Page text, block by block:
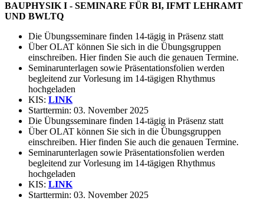
BAUPHYSIK I - SEMINARE FÜR BI, IFMT LEHRAMT
UND BWLTQ
Die Übungsseminare finden 14-tägig in Präsenz statt
Über OLAT können Sie sich in die Übungsgruppen
einschreiben. Hier finden Sie auch die genauen Termine.
Seminarunterlagen sowie Präsentationsfolien werden
begleitend zur Vorlesung im 14-tägigen Rhythmus
hochgeladen
KIS: LINK
Starttermin: 03. November 2025
Die Übungsseminare finden 14-tägig in Präsenz statt
Über OLAT können Sie sich in die Übungsgruppen
einschreiben. Hier finden Sie auch die genauen Termine.
Seminarunterlagen sowie Präsentationsfolien werden
begleitend zur Vorlesung im 14-tägigen Rhythmus
hochgeladen
KIS: LINK
Starttermin: 03. November 2025